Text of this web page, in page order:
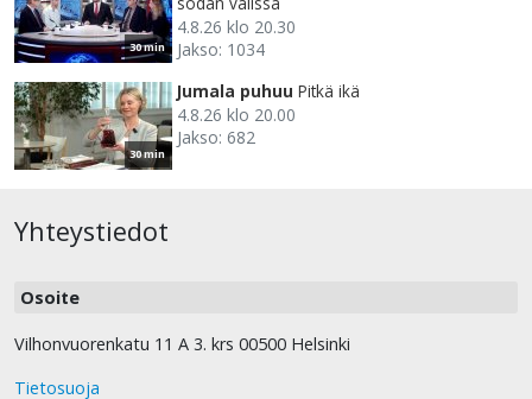
30 min
4.8.26 klo 20.30
Jakso: 1034
30 min
Jumala puhuu Pitkä ikä
4.8.26 klo 20.00
Jakso: 682
Yhteystiedot
Osoite
Vilhonvuorenkatu 11 A 3. krs 00500 Helsinki
Tietosuoja